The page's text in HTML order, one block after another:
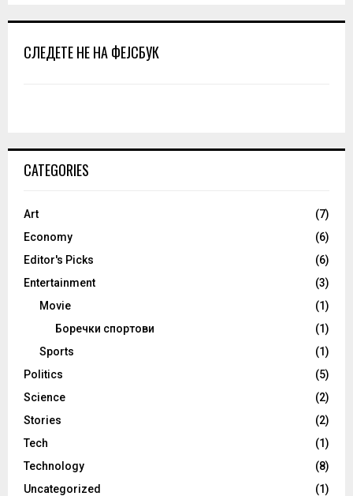
СЛЕДЕТЕ НЕ НА ФЕЈСБУК
CATEGORIES
Art
(7)
Economy
(6)
Editor's Picks
(6)
Entertainment
(3)
Movie
(1)
Боречки спортови
(1)
Sports
(1)
Politics
(5)
Science
(2)
Stories
(2)
Tech
(1)
Technology
(8)
Uncategorized
(1)